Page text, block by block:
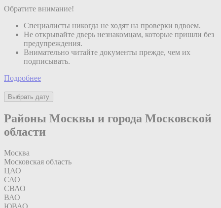
Обратите внимание!
Специалисты никогда не ходят на проверки вдвоем.
Не открывайте дверь незнакомцам, которые пришли без
предупреждения.
Внимательно читайте документы прежде, чем их
подписывать.
Подробнее
Выбрать дату
Районы Москвы и города Московской
области
Москва
Московская область
ЦАО
САО
СВАО
ВАО
ЮВАО